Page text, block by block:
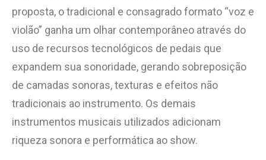
proposta, o tradicional e consagrado formato “voz e
violão” ganha um olhar contemporâneo através do
uso de recursos tecnológicos de pedais que
expandem sua sonoridade, gerando sobreposição
de camadas sonoras, texturas e efeitos não
tradicionais ao instrumento. Os demais
instrumentos musicais utilizados adicionam
riqueza sonora e performática ao show.